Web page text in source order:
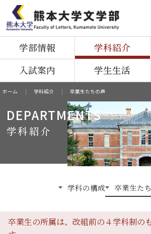
学部情報 学科紹介
入試案内
学生生活
ホーム 学科紹介 卒業生たちの声
DEPARTMENTS
学科紹介
学科の構成 卒業生た
卒業生の所属は、改組前の４学科制の
ENGLISH 中文
ホーム
訪問者別
高校生の方 地域・一般の方 在学
学部長挨拶
沿革
学科紹介